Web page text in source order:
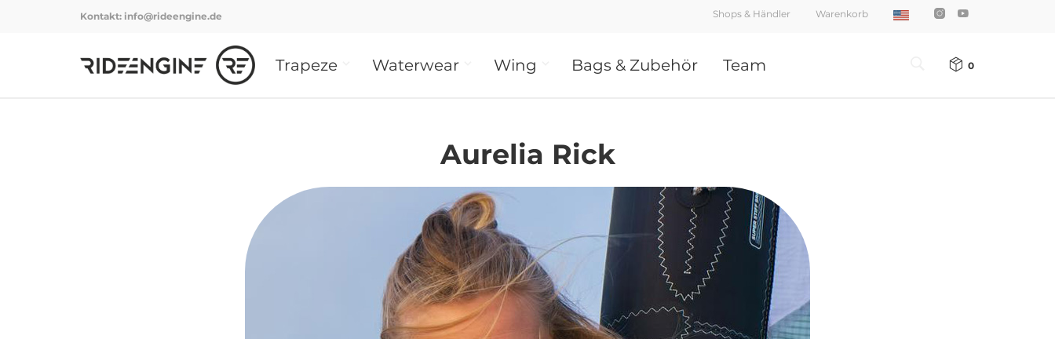
Kontakt: info@rideengine.de Shops & Händler Warenkorb
Trapeze Waterwear Wing Bags & Zubehör Team 0
Aurelia Rick